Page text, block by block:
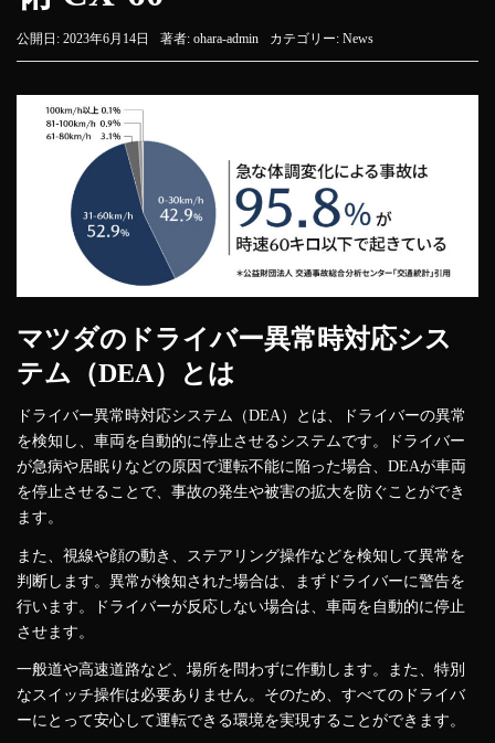
公開日: 2023年6月14日 著者: ohara-admin カテゴリー: News
マツダのドライバー異常時対応シス
テム（DEA）とは
ドライバー異常時対応システム（DEA）とは、ドライバーの異常
を検知し、車両を自動的に停止させるシステムです。ドライバー
が急病や居眠りなどの原因で運転不能に陥った場合、DEAが車両
を停止させることで、事故の発生や被害の拡大を防ぐことができ
ます。
また、視線や顔の動き、ステアリング操作などを検知して異常を
判断します。異常が検知された場合は、まずドライバーに警告を
行います。ドライバーが反応しない場合は、車両を自動的に停止
させます。
一般道や高速道路など、場所を問わずに作動します。また、特別
なスイッチ操作は必要ありません。そのため、すべてのドライバ
ーにとって安心して運転できる環境を実現することができます。